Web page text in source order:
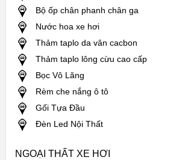
Bộ ốp chân phanh chân ga
Nước hoa xe hơi
Thảm taplo da vân cacbon
Thảm taplo lông cừu cao cấp
Bọc Vô Lăng
Rèm che nắng ô tô
Gối Tựa Đầu
Đèn Led Nội Thất
NGOẠI THẤT XE HƠI